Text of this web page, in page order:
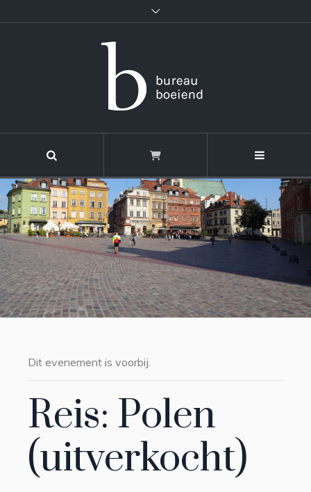
Dit evenement is voorbij.
Reis: Polen
(uitverkocht)